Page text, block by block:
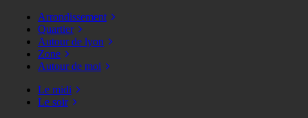
Arrondissement
Quartier
Autour de lyon
Zone
Autour de moi
Le midi
Le soir